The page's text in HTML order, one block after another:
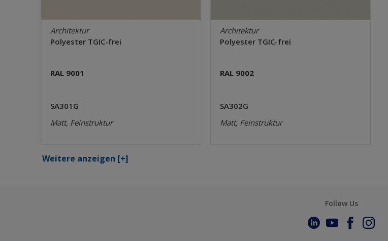
Architektur
Polyester TGIC-frei
RAL 9001
SA301G
Matt, Feinstruktur
Architektur
Polyester TGIC-frei
RAL 9002
SA302G
Matt, Feinstruktur
Weitere anzeigen [+]
Follow Us